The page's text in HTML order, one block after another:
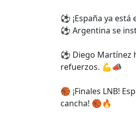
⚽ ¡España ya
⚽ Argentina se
⚽ Diego Martínez
refuerzos. 💪📣
🏀 ¡Finales LNB!
cancha! 🏀🔥